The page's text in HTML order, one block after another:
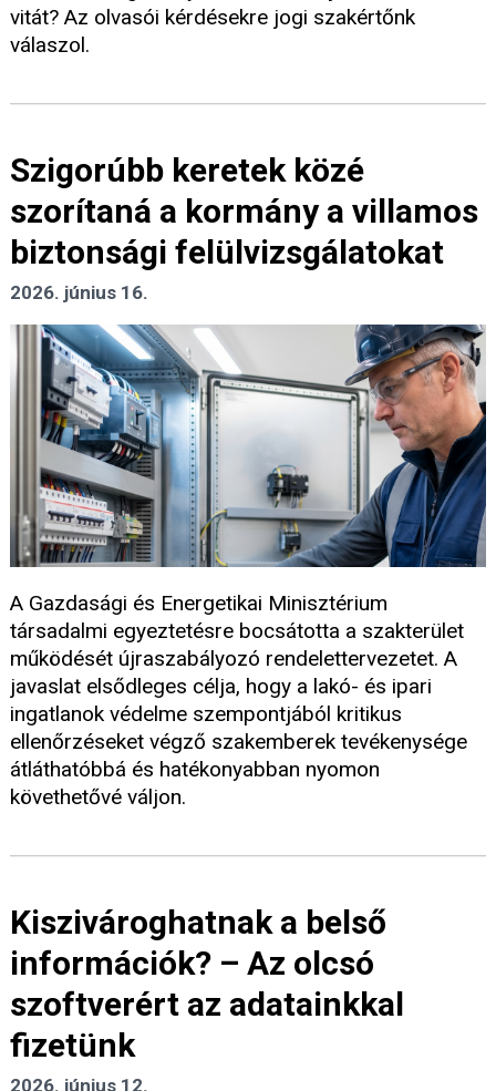
vitát? Az olvasói kérdésekre jogi szakértőnk
válaszol.
Szigorúbb keretek közé
szorítaná a kormány a villamos
biztonsági felülvizsgálatokat
2026. június 16.
A Gazdasági és Energetikai Minisztérium
társadalmi egyeztetésre bocsátotta a szakterület
működését újraszabályozó rendelettervezetet. A
javaslat elsődleges célja, hogy a lakó- és ipari
ingatlanok védelme szempontjából kritikus
ellenőrzéseket végző szakemberek tevékenysége
átláthatóbbá és hatékonyabban nyomon
követhetővé váljon.
Kiszivároghatnak a belső
információk? – Az olcsó
szoftverért az adatainkkal
fizetünk
2026. június 12.